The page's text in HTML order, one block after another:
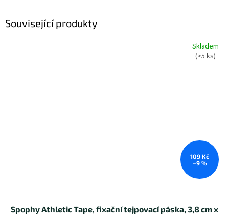
Související produkty
109 Kč
–9 %
Skladem
(>5 ks)
Spophy Athletic Tape, fixační tejpovací páska, 3,8 cm x